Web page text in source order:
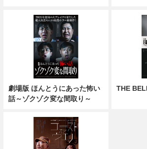
劇場版 ほんとうにあった怖い
話～ゾクゾク変な間取り～
THE